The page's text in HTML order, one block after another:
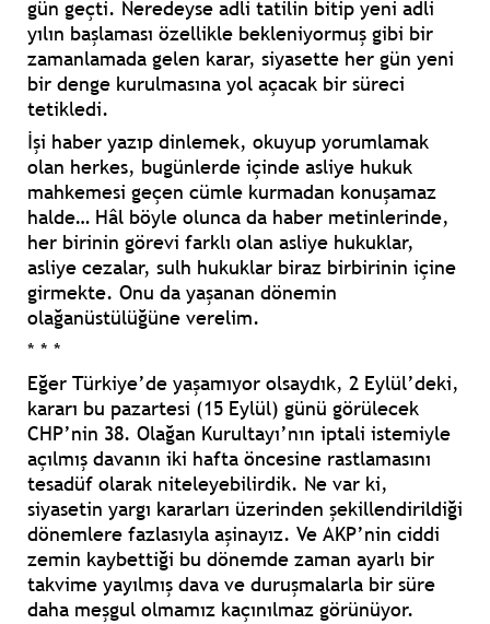
gün geçti. Neredeyse adli tatilin bitip yeni adli
yılın başlaması özellikle bekleniyormuş gibi bir
zamanlamada gelen karar, siyasette her gün yeni
bir denge kurulmasına yol açacak bir süreci
tetikledi.
İşi haber yazıp dinlemek, okuyup yorumlamak
olan herkes, bugünlerde içinde asliye hukuk
mahkemesi geçen cümle kurmadan konuşamaz
halde… Hâl böyle olunca da haber metinlerinde,
her birinin görevi farklı olan asliye hukuklar,
asliye cezalar, sulh hukuklar biraz birbirinin içine
girmekte. Onu da yaşanan dönemin
olağanüstülüğüne verelim.
* * *
Eğer Türkiye’de yaşamıyor olsaydık, 2 Eylül’deki,
kararı bu pazartesi (15 Eylül) günü görülecek
CHP’nin 38. Olağan Kurultayı’nın iptali istemiyle
açılmış davanın iki hafta öncesine rastlamasını
tesadüf olarak niteleyebilirdik. Ne var ki,
siyasetin yargı kararları üzerinden şekillendirildiği
dönemlere fazlasıyla aşinayız. Ve AKP’nin ciddi
zemin kaybettiği bu dönemde zaman ayarlı bir
takvime yayılmış dava ve duruşmalarla bir süre
daha meşgul olmamız kaçınılmaz görünüyor.